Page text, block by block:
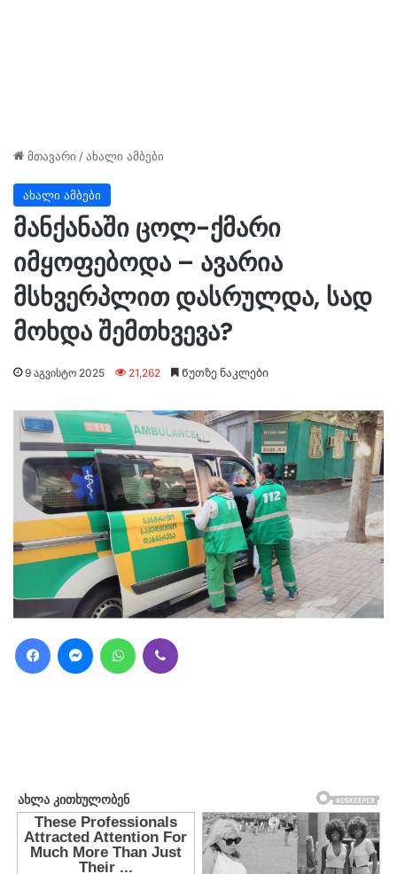
მთავარი /ახალი ამბები
ახალი ამბები
მანქანაში ცოლ-ქმარი
იმყოფებოდა – ავარია
მსხვერპლით დასრულდა, სად
მოხდა შემთხვევა?
9 აგვისტო 2025 21,262 Წუთზე ნაკლები
FacebookMessengerWhatsApp